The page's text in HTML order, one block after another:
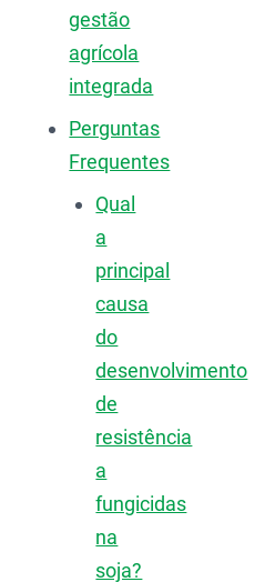
gestão
agrícola
integrada
Perguntas
Frequentes
Qual
a
principal
causa
do
desenvolvimento
de
resistência
a
fungicidas
na
soja?